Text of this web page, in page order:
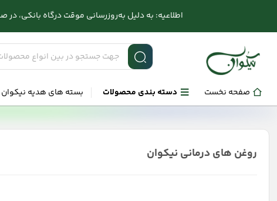
اطلاعیه: به دلیل به‌روزرسانی موقت درگاه بانکی، در صورت
صفحه نخست دسته بندی محصولات بسته های هدیه نیکوان
روغن های درمانی نیکوان